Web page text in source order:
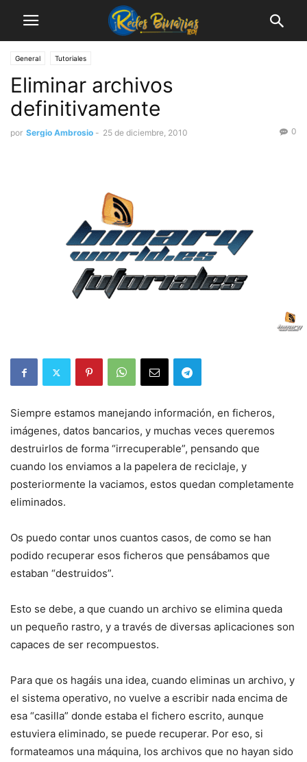
General Tutoriales
Eliminar archivos
definitivamente
por Sergio Ambrosio - 25 de diciembre, 2010 0
Siempre estamos manejando información, en ficheros,
imágenes, datos bancarios, y muchas veces queremos
destruirlos de forma “irrecuperable”, pensando que
cuando los enviamos a la papelera de reciclaje, y
posteriormente la vaciamos, estos quedan completamente
eliminados.
Os puedo contar unos cuantos casos, de como se han
podido recuperar esos ficheros que pensábamos que
estaban “destruidos”.
Esto se debe, a que cuando un archivo se elimina queda
un pequeño rastro, y a través de diversas aplicaciones son
capaces de ser recompuestos.
Para que os hagáis una idea, cuando eliminas un archivo, y
el sistema operativo, no vuelve a escribir nada encima de
esa “casilla” donde estaba el fichero escrito, aunque
estuviera eliminado, se puede recuperar. Por eso, si
formateamos una máquina, los archivos que no hayan sido